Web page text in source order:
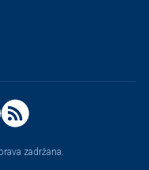
zadržana.